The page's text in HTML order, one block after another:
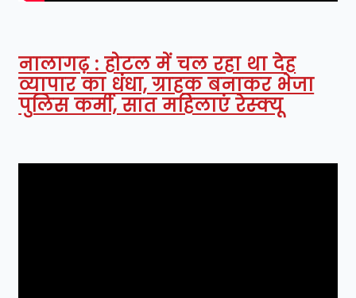
नालागढ़ : होटल में चल रहा था देह
व्यापार का धंधा, ग्राहक बनाकर भेजा
पुलिस कर्मी, सात महिलाएं रेस्क्यू